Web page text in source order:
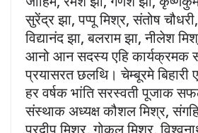
सुरेंद्र झा, पप्पू मिश्र, संतोष चौधरी,
विद्यानंद झा, बलराम झा, नीलेश
आनो आन सदस्य एहि
प्रयासरत छलथि। चेम्बूरमे बिहारी
हर वर्षक भांति सरस्वती पूजाक
संस्थाक अध्यक्ष कौशल मिश्र,